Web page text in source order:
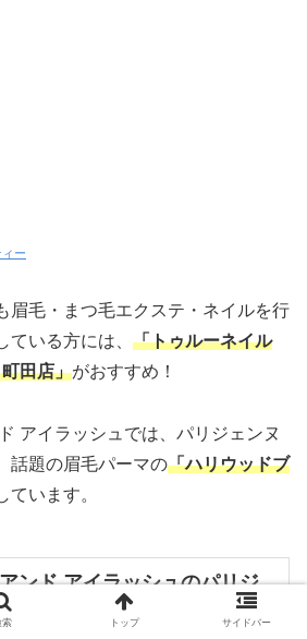
ー
眉毛・まつ毛エクステ・ネイルを行
ている方には、 「トゥルーネイル
田店」がおすすめ！
アイラッシュでは、パリジェンヌ
話題の眉毛パーマの「ハリウッドブ
ています。
ンド アイラッシュのパリジ
フト
索 トップ サイドバー